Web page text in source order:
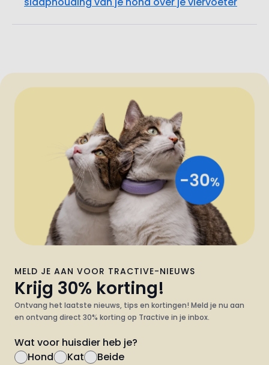
MELD JE AAN VOOR TRACTIVE-NIEUWS
Krijg 30% korting!
Ontvang het laatste nieuws, tips en kortingen! Meld je nu aan
en ontvang direct 30% korting op Tractive in je inbox.
Wat voor huisdier heb je?
Hond
Kat Beide